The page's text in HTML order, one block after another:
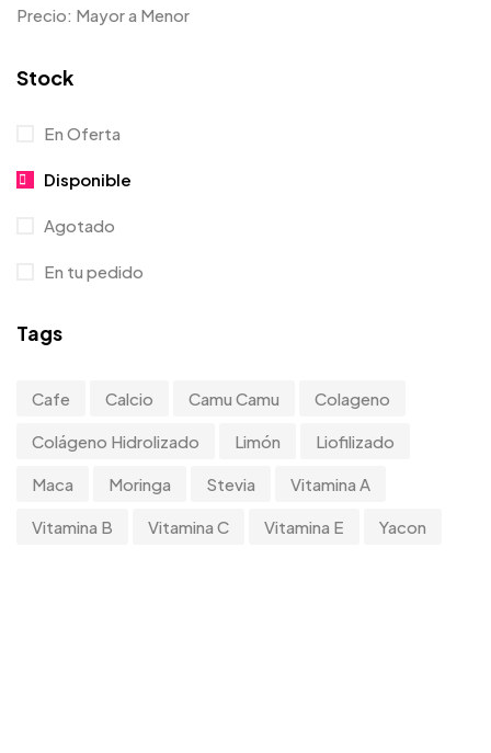
Precio: Mayor a Menor
Stock
En Oferta
Disponible
Agotado
En tu pedido
Tags
Cafe Calcio Camu Camu Colageno
Colágeno Hidrolizado Limón Liofilizado
Maca Moringa Stevia Vitamina A
Vitamina B Vitamina C Vitamina E Yacon